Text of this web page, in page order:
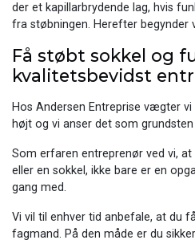
der et kapillarbrydende lag, hvis
fra støbningen. Herefter begynder
Få støbt sokkel og
kvalitetsbevidst
Hos Andersen Entreprise vægter
højt og vi anser det som
Som erfaren entreprenør ved vi,
eller en sokkel, ikke bare er en
gang med.
Vi vil til enhver tid anbefale, at du
fagmand. På den måde er du